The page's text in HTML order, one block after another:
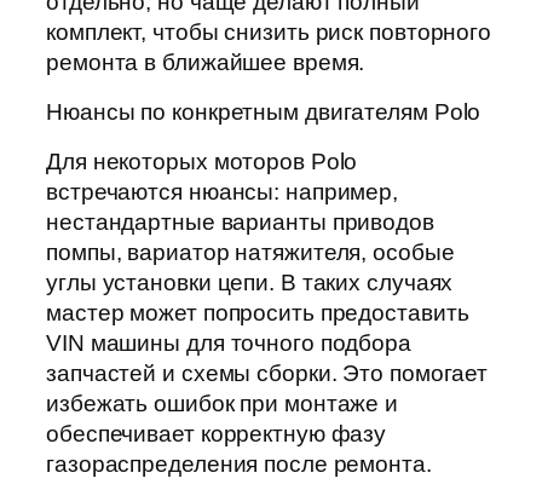
комплект, чтобы снизить риск повторного
ремонта в ближайшее время.
Нюансы по конкретным двигателям Polo
Для некоторых моторов Polo
встречаются нюансы: например,
нестандартные варианты приводов
помпы, вариатор натяжителя, особые
углы установки цепи. В таких случаях
мастер может попросить предоставить
VIN машины для точного подбора
запчастей и схемы сборки. Это помогает
избежать ошибок при монтаже и
обеспечивает корректную фазу
газораспределения после ремонта.